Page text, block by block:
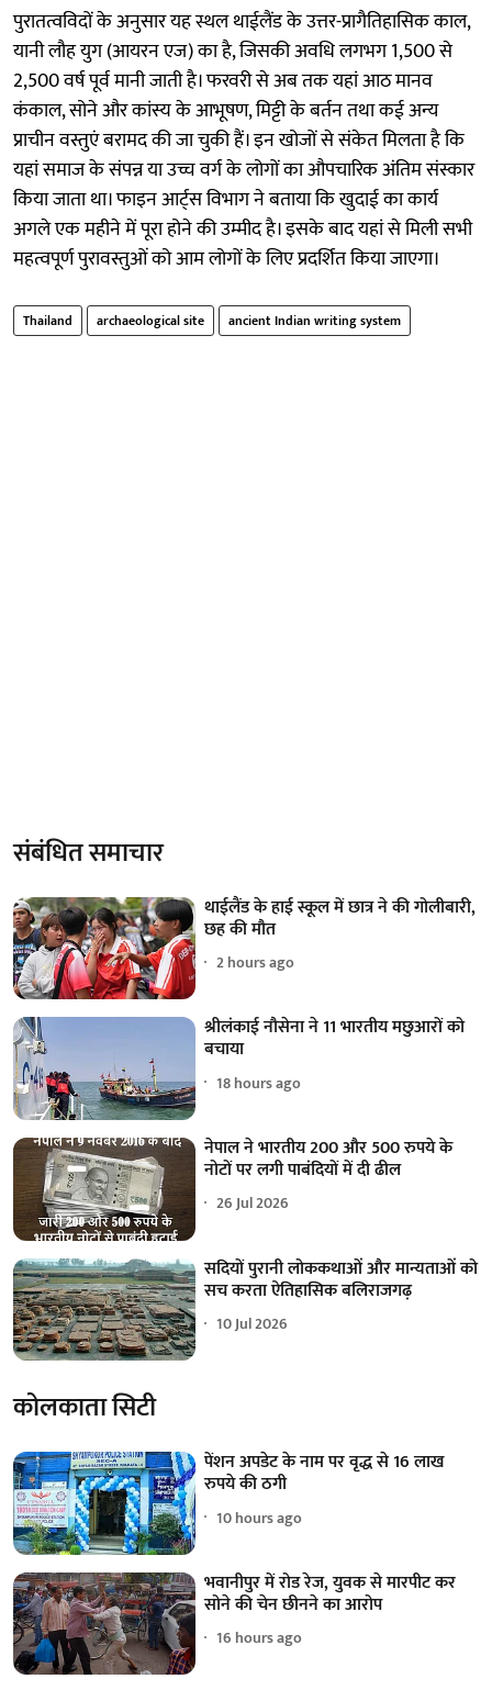
पुरातत्वविदों के अनुसार यह स्थल थाईलैंड के उत्तर-प्रागैतिहासिक काल,
यानी लौह युग (आयरन एज) का है, जिसकी अवधि लगभग 1,500 से
2,500 वर्ष पूर्व मानी जाती है। फरवरी से अब तक यहां आठ मानव
कंकाल, सोने और कांस्य के आभूषण, मिट्टी के बर्तन तथा कई अन्य
प्राचीन वस्तुएं बरामद की जा चुकी हैं। इन खोजों से संकेत मिलता है कि
यहां समाज के संपन्न या उच्च वर्ग के लोगों का औपचारिक अंतिम संस्कार
किया जाता था। फाइन आर्ट्स विभाग ने बताया कि खुदाई का कार्य
अगले एक महीने में पूरा होने की उम्मीद है। इसके बाद यहां से मिली सभी
महत्वपूर्ण पुरावस्तुओं को आम लोगों के लिए प्रदर्शित किया जाएगा।
Thailand archaeological site ancient Indian writing system
संबंधित समाचार
थाईलैंड के हाई स्कूल में छात्र ने की गोलीबारी,
छह की मौत
2 hours ago
श्रीलंकाई नौसेना ने 11 भारतीय मछुआरों को
बचाया
18 hours ago
नेपाल ने भारतीय 200 और 500 रुपये के
नोटों पर लगी पाबंदियों में दी ढील
26 Jul 2026
सदियों पुरानी लोककथाओं और मान्यताओं को
सच करता ऐतिहासिक बलिराजगढ़
10 Jul 2026
कोलकाता सिटी
पेंशन अपडेट के नाम पर वृद्ध से 16 लाख
रुपये की ठगी
10 hours ago
भवानीपुर में रोड रेज, युवक से मारपीट कर
सोने की चेन छीनने का आरोप
16 hours ago